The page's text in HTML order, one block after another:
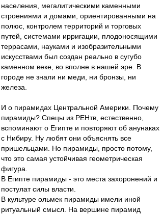
населения, мегалитическими каменными
строениями и домами, ориентированными на
полюс, контролем территорий и торговых
путей, системами ирригации, плодоносящими
террасами, науками и изобразительными
искусствами был создан реально в сугубо
каменном веке, во вполне в нашей эре. В
городе не знали ни меди, ни бронзы, ни
железа.
И о пирамидах Центральной Америки. Почему
пирамиды? Спецы из РЕНтв, естественно,
вспоминают о Египте и повторяют об анунаках
с Нибиру. Ну любят они объяснять все
пришельцами. Но пирамиды, просто потому,
что это самая устойчивая геометрическая
фигура.
В Египте пирамиды - это места захоронений и
постулат силы власти.
В культуре ольмек пирамиды имели иной
ритуальный смысл. На вершине пирамид